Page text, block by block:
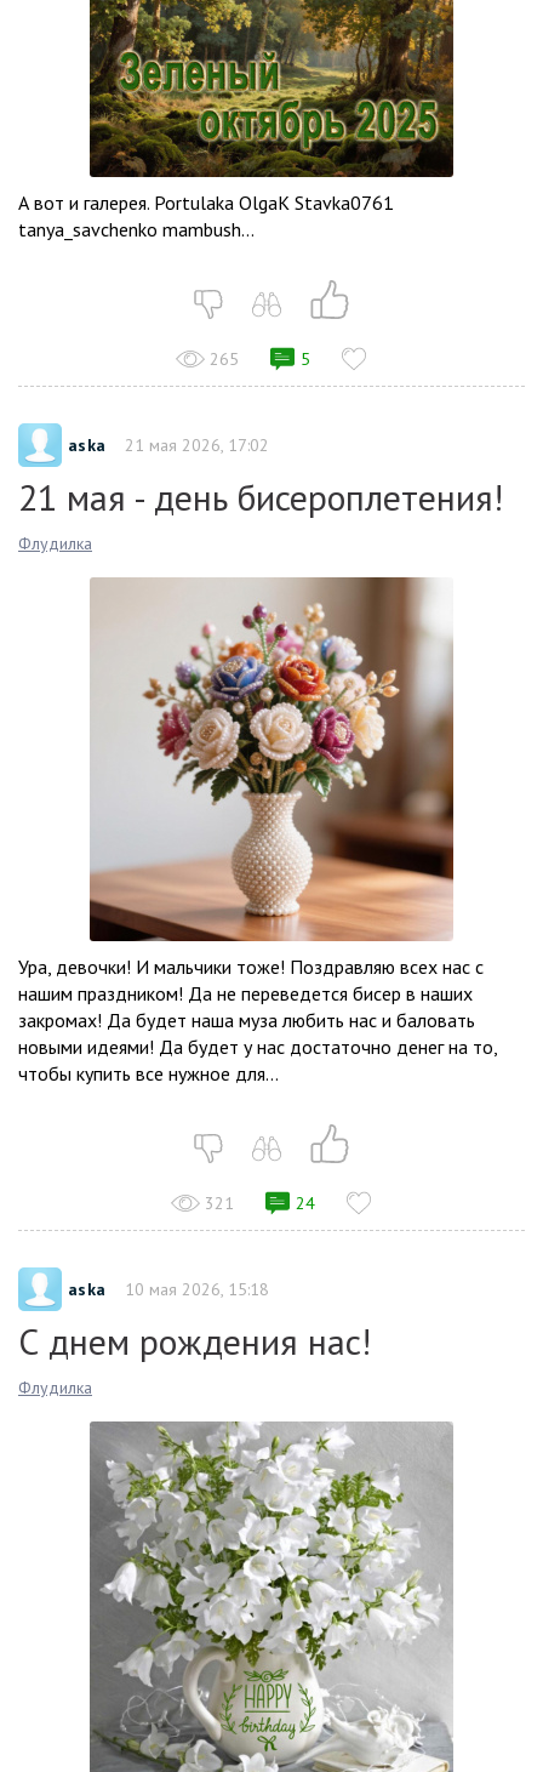
А вот и галерея. Portulaka OlgaK Stavka0761
tanya_savchenko mambush...
265 5
aska 21 мая 2026, 17:02
21 мая - день бисероплетения!
Флудилка
Ура, девочки! И мальчики тоже! Поздравляю всех нас с
нашим праздником! Да не переведется бисер в наших
закромах! Да будет наша муза любить нас и баловать
новыми идеями! Да будет у нас достаточно денег на то,
чтобы купить все нужное для...
321 24
aska 10 мая 2026, 15:18
С днем рождения нас!
Флудилка